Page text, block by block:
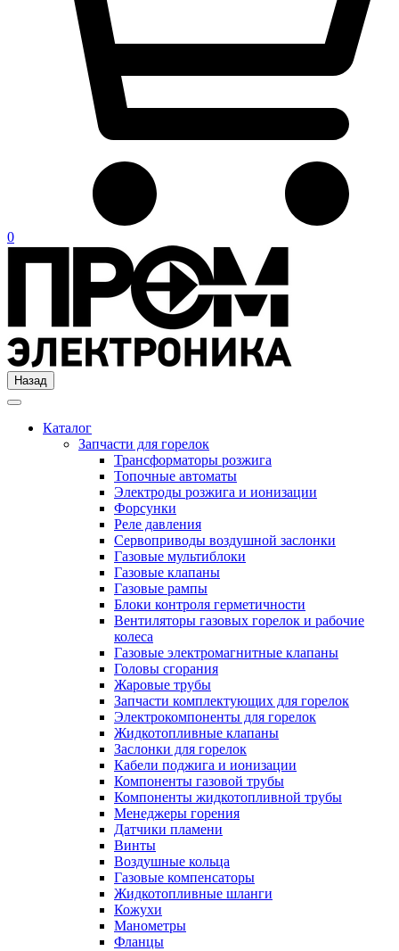
0
Назад
Каталог
Запчасти для горелок
Трансформаторы розжига
Топочные автоматы
Электроды розжига и ионизации
Форсунки
Реле давления
Сервоприводы воздушной заслонки
Газовые мультиблоки
Газовые клапаны
Газовые рампы
Блоки контроля герметичности
Вентиляторы газовых горелок и рабочие
колеса
Газовые электромагнитные клапаны
Головы сгорания
Жаровые трубы
Запчасти комплектующих для горелок
Электрокомпоненты для горелок
Жидкотопливные клапаны
Заслонки для горелок
Кабели поджига и ионизации
Компоненты газовой трубы
Компоненты жидкотопливной трубы
Менеджеры горения
Датчики пламени
Винты
Воздушные кольца
Газовые компенсаторы
Жидкотопливные шланги
Кожухи
Манометры
Фланцы